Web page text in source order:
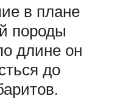
в плане
породы
длине он
до